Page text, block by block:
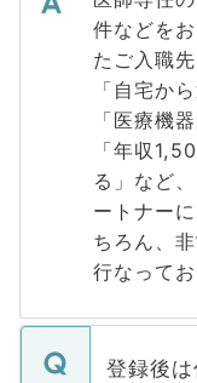
件などを
たご入職
「自宅か
「医療機
「年収
る」など
ートナー
ちろん、
行なってお
登録後